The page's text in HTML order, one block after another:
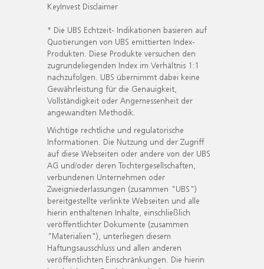
KeyInvest Disclaimer
* Die UBS Echtzeit- Indikationen basieren auf
Quotierungen von UBS emittierten Index-
Produkten. Diese Produkte versuchen den
zugrundeliegenden Index im Verhältnis 1:1
nachzufolgen. UBS übernimmt dabei keine
Gewährleistung für die Genauigkeit,
Vollständigkeit oder Angemessenheit der
angewandten Methodik.
Wichtige rechtliche und regulatorische
Informationen. Die Nutzung und der Zugriff
auf diese Webseiten oder andere von der UBS
AG und/oder deren Tochtergesellschaften,
verbundenen Unternehmen oder
Zweigniederlassungen (zusammen "UBS")
bereitgestellte verlinkte Webseiten und alle
hierin enthaltenen Inhalte, einschließlich
veröffentlichter Dokumente (zusammen
"Materialien"), unterliegen diesem
Haftungsausschluss und allen anderen
veröffentlichten Einschränkungen. Die hierin